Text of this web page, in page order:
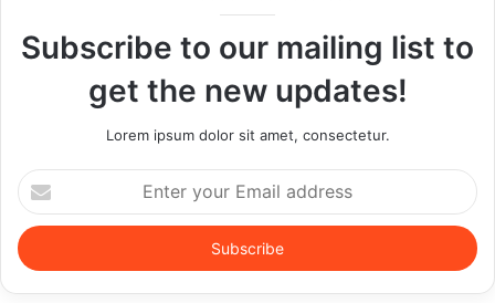
Subscribe to our mailing list to
get the new updates!
Lorem ipsum dolor sit amet, consectetur.
Enter
your
Email
address